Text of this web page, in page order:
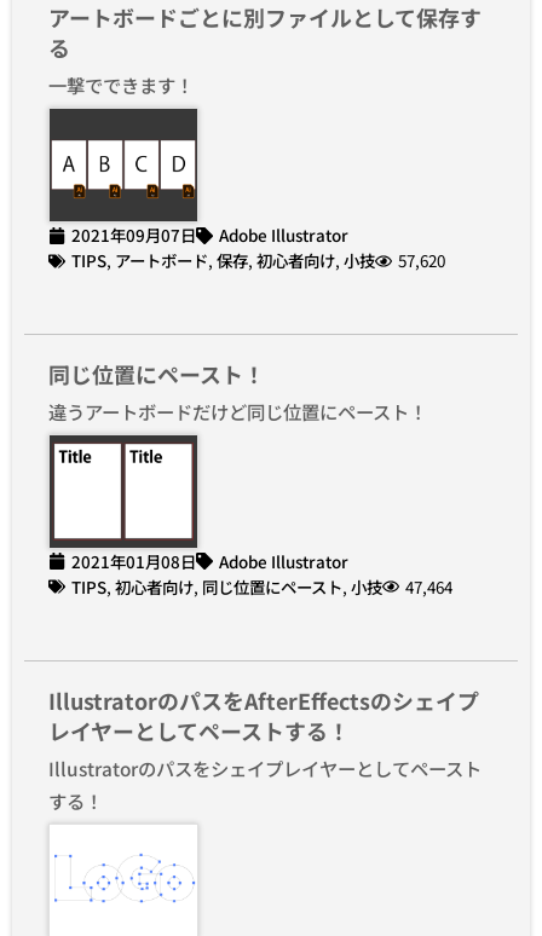
アートボードごとに別ファイルとして保存す
る
一撃でできます！
2021年09月07日
Adobe Illustrator
TIPS, アートボード, 保存, 初心者向け, 小技 57,620
同じ位置にペースト！
違うアートボードだけど同じ位置にペースト！
2021年01月08日
Adobe Illustrator
TIPS, 初心者向け, 同じ位置にペースト, 小技 47,464
IllustratorのパスをAfterEffectsのシェイプ
レイヤーとしてペーストする！
Illustratorのパスをシェイプレイヤーとしてペースト
する！